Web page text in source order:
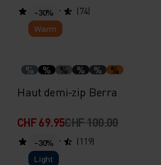
(74)
-30%
Warm
% % % % % %
Haut demi-zip Berra
CHF 69.95CHF 100.00
(119)
-30%
Light